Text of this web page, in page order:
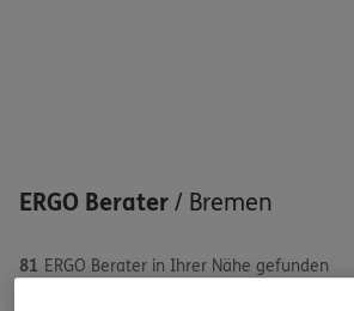
ERGO Berater / Bremen
81 ERGO Berater in Ihrer Nähe gefunden